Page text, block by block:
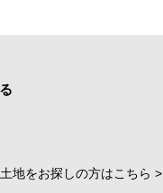
地をお探しの方はこちら >